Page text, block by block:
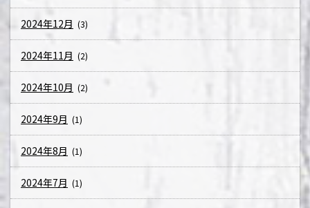
2024年12月 (3)
2024年11月 (2)
2024年10月 (2)
2024年9月 (1)
2024年8月 (1)
2024年7月 (1)